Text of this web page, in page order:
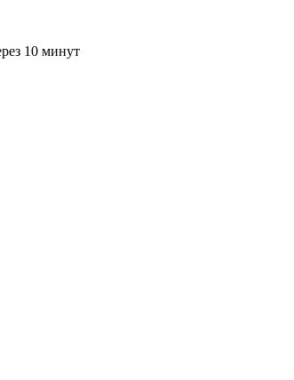
10 минут